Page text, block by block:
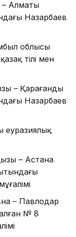
– Алматы
Назарбаев
облысы
тілі мен
– Қарағанды
Назарбаев
– Астана
– Павлодар
№ 8